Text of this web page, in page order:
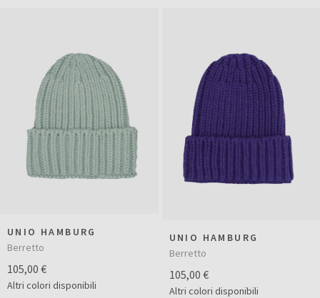
UNIO HAMBURG
Berretto
105,00 €
Altri colori disponibili
UNIO HAMBURG
Berretto
105,00 €
Altri colori disponibili